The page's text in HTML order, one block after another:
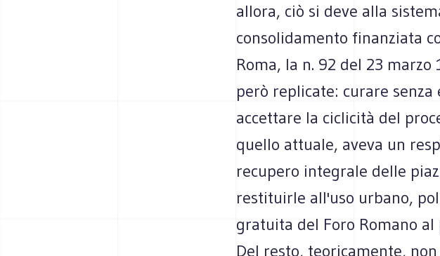
allora, ciò si deve alla
consolidamento finanziata
Roma, la n. 92 del 23
però replicate: curare
accettare la ciclicità del
quello attuale, aveva un
recupero integrale delle
restituirle all'uso urbano,
gratuita del Foro Romano al
Del resto, teoricamente,